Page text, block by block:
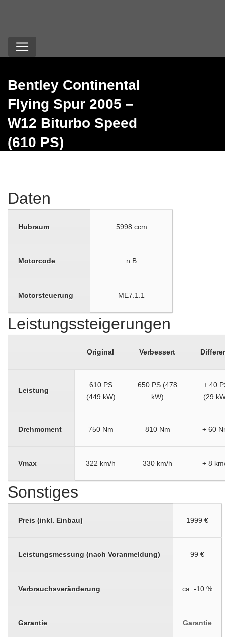
Bentley Continental
Flying Spur 2005 –
W12 Biturbo Speed
(610 PS)
Daten
Hubraum 5998 ccm
Motorcode n.B
Motorsteuerung ME7.1.1
Leistungssteigerungen
Original Verbessert
Leistung
610 PS
(449 kW)
650 PS (478
kW)
+ 40
(29
Drehmoment 750 Nm 810 Nm + 60
Vmax 322 km/h 330 km/h + 8
Sonstiges
Preis (inkl. Einbau) 1999 €
Leistungsmessung (nach Voranmeldung) 99 €
Verbrauchsveränderung ca. -10 %
Garantie Garantie